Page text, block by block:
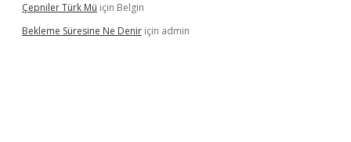
Çepniler Türk Mü için Belgin
Bekleme Süresine Ne Denir için admin